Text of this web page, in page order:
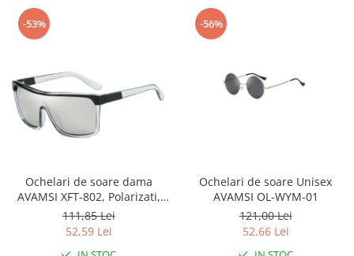
-53%
Ochelari de soare dama
AVAMSI XFT-802, Polarizati,
Negru
111,85 Lei
52,59 Lei
-56%
Ochelari de soare Unisex
AVAMSI OL-WYM-01
121,00 Lei
52,66 Lei